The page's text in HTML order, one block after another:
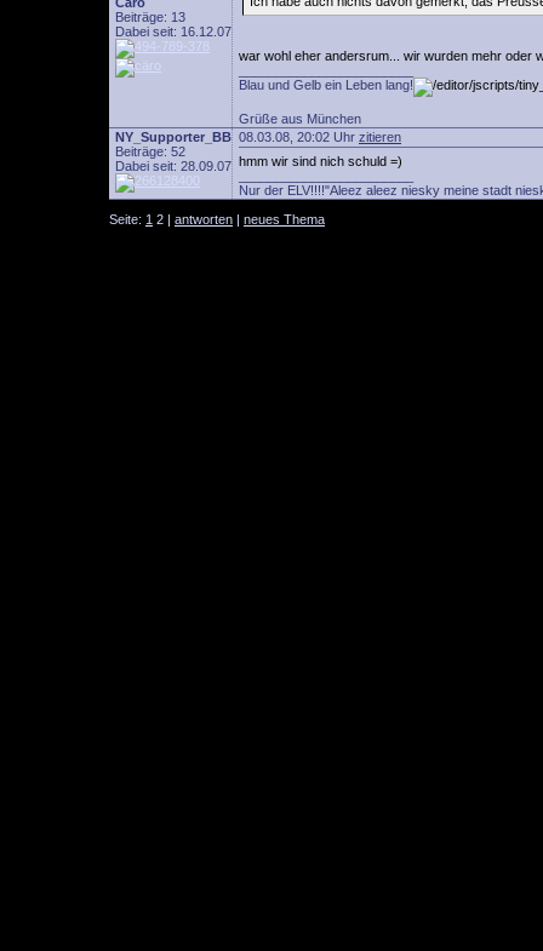
Beiträge: 13
Dabei seit: 16.12.07
war wohl eher andersrum... wir wurden mehr oder
Blau und Gelb ein Leben lang!
Grüße aus München
NY_Supporter_BB
Beiträge: 52
Dabei seit: 28.09.07
08.03.08, 20:02 Uhr zitieren
hmm wir sind nich schuld =)
Nur der ELV!!!!"Aleez aleez niesky meine stadt
Seite: 1 2 | antworten | neues Thema